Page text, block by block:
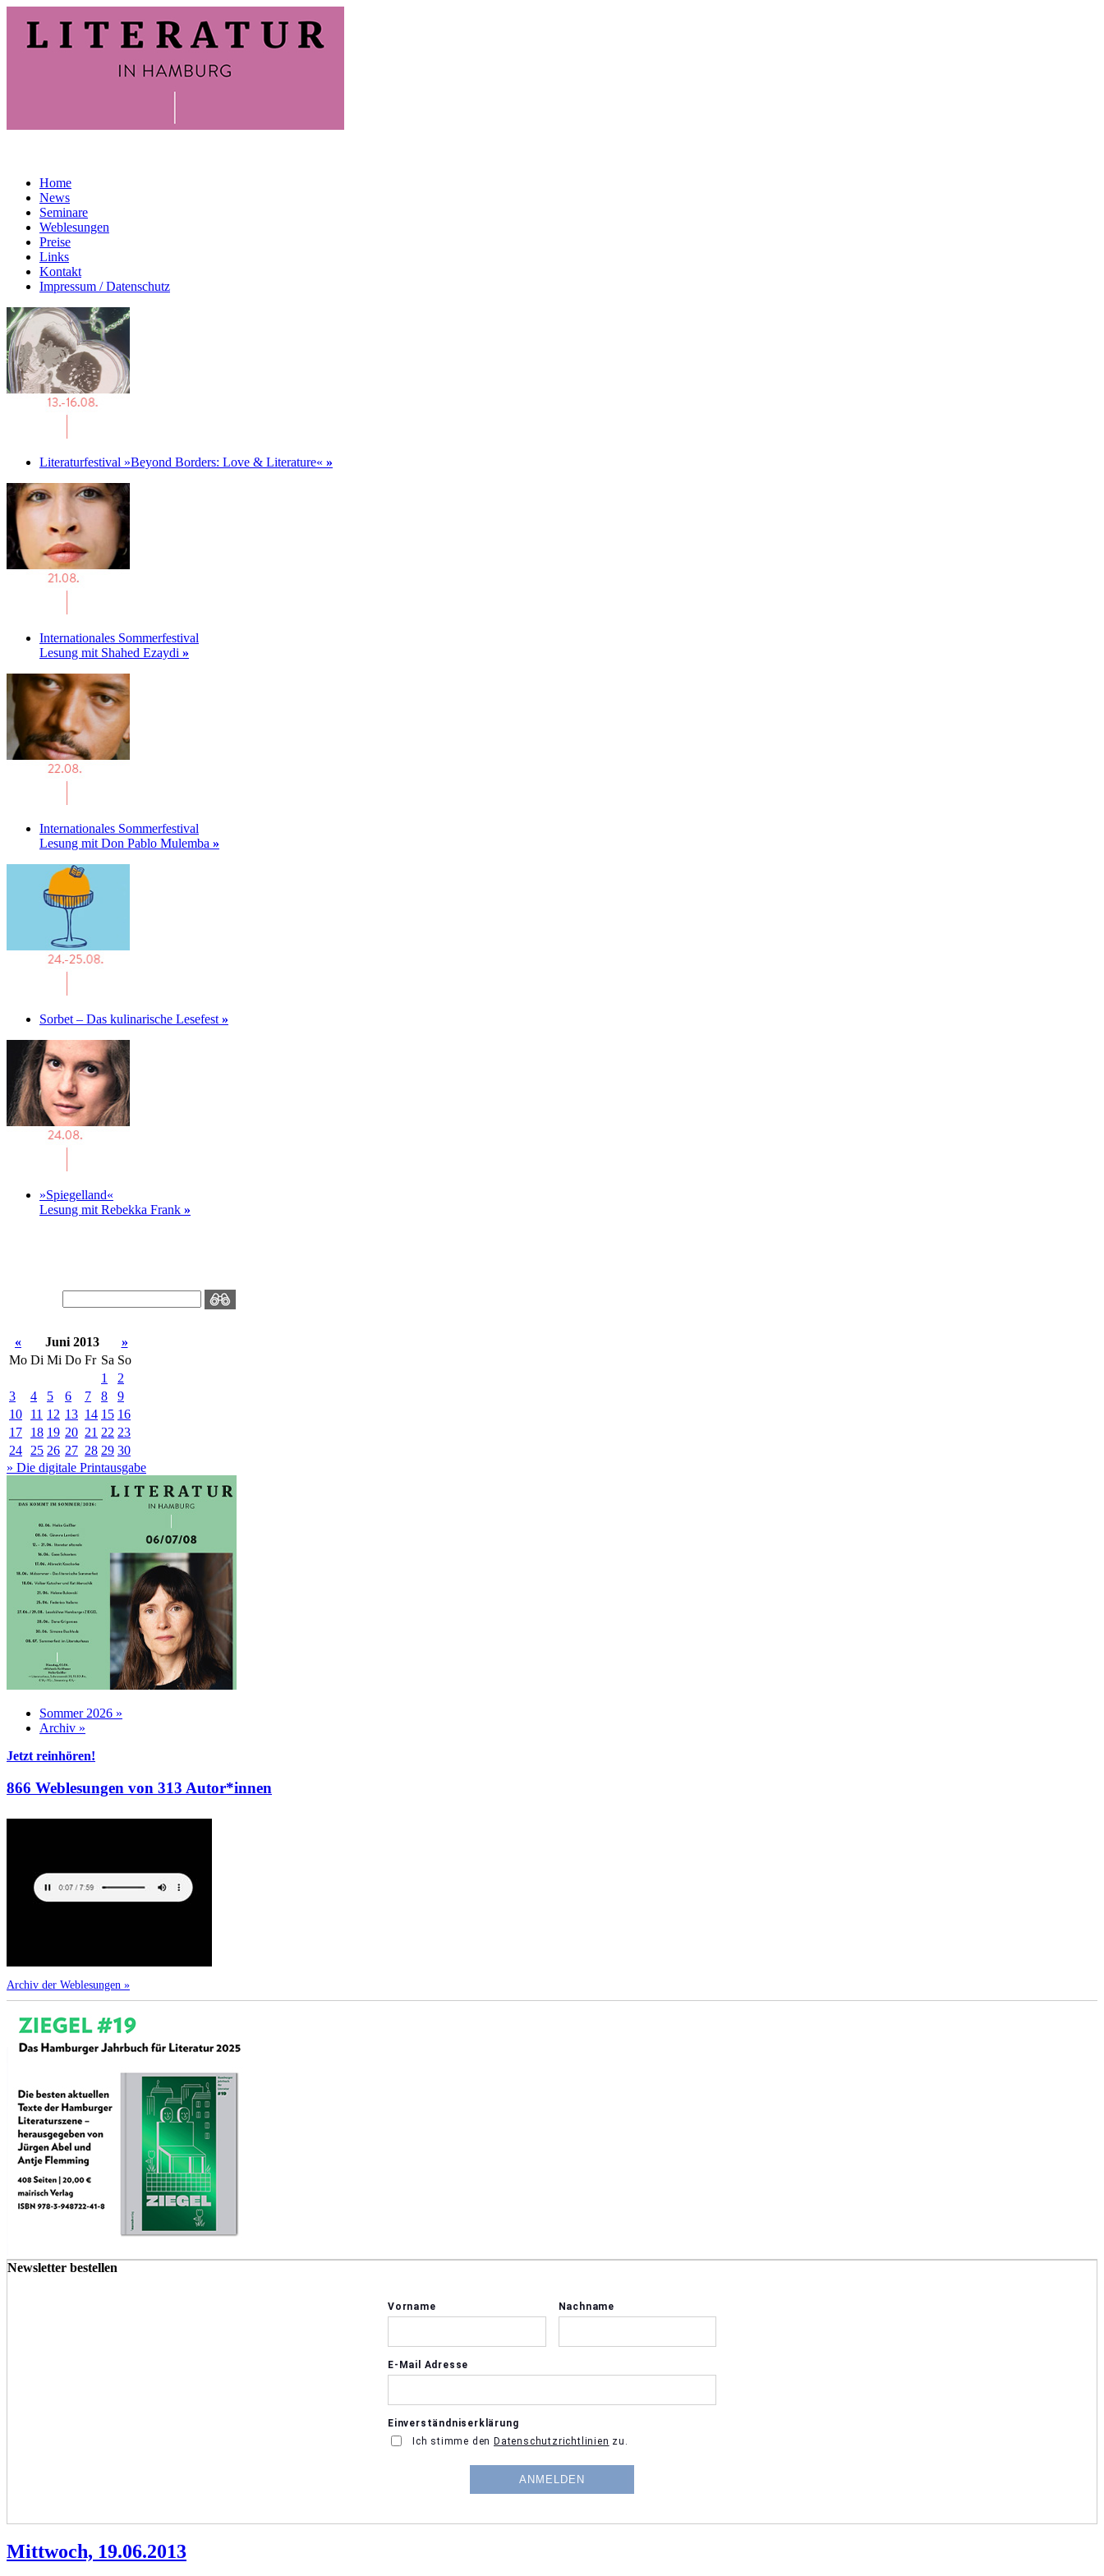
Home
News
Seminare
Weblesungen
Preise
Links
Kontakt
Impressum / Datenschutz
Literaturfestival »Beyond Borders: Love & Literature« »
Internationales Sommerfestival
Lesung mit Shahed Ezaydi »
Internationales Sommerfestival
Lesung mit Don Pablo Mulemba »
Sorbet – Das kulinarische Lesefest »
»Spiegelland«
Lesung mit Rebekka Frank »
« Juni 2013
»
Mo Di Mi Do Fr Sa So
1
2
3
4 5 6 7 8
9
10
11 12 13 14 15 16
17
18 19 20 21 22 23
24
25 26 27 28 29 30
» Die digitale Printausgabe
Sommer 2026 »
Archiv »
Jetzt reinhören!
866 Weblesungen von 313 Autor*innen
Archiv der Weblesungen »
Newsletter bestellen
Mittwoch, 19.06.2013